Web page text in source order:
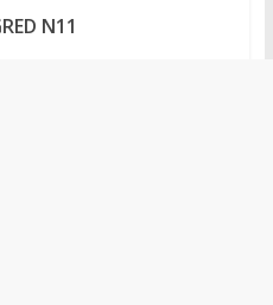
N11